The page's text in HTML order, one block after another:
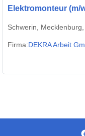
Elektromonteur (m/
Schwerin, Mecklenburg,
Firma:DEKRA Arbeit